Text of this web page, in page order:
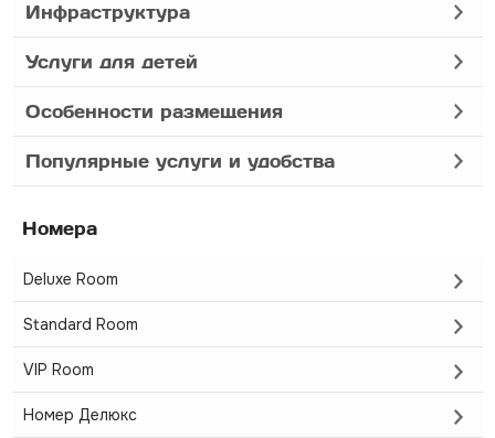
Инфраструктура
Услуги для детей
Особенности размещения
Популярные услуги и удобства
Номера
Deluxe Room
Standard Room
VIP Room
Номер Делюкс